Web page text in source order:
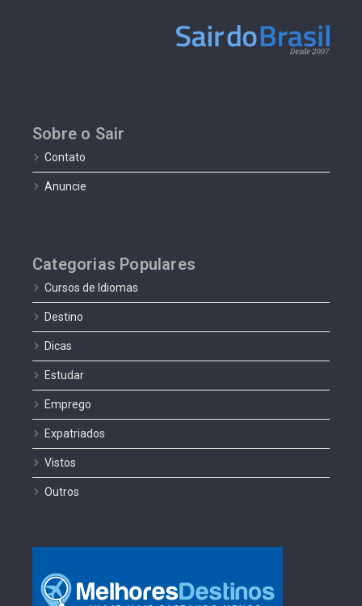
Sobre o Sair
Contato
Anuncie
Categorias Populares
Cursos de Idiomas
Destino
Dicas
Estudar
Emprego
Expatriados
Vistos
Outros